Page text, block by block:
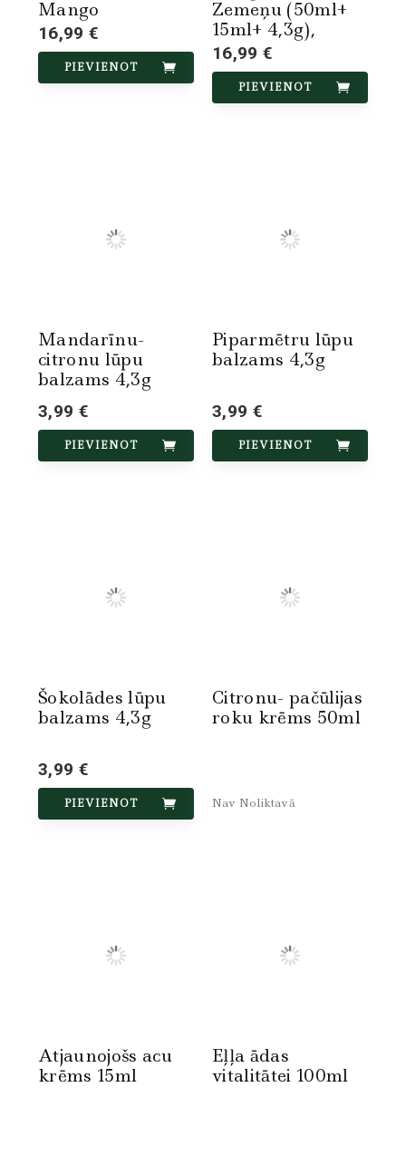
Mango
16,99 €
PIEVIENOT
Zemeņu (50ml+
15ml+ 4,3g),
16,99 €
PIEVIENOT
Mandarīnu-
citronu lūpu
balzams 4,3g
3,99 €
PIEVIENOT
Piparmētru lūpu
balzams 4,3g
3,99 €
PIEVIENOT
Šokolādes lūpu
balzams 4,3g
3,99 €
PIEVIENOT
Citronu- pačūlijas
roku krēms 50ml
Nav Noliktavā
Atjaunojošs acu
krēms 15ml
Eļļa ādas
vitalitātei 100ml